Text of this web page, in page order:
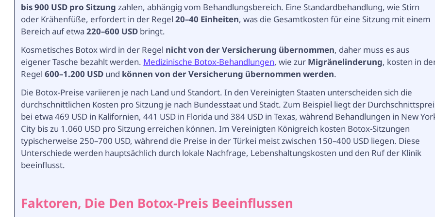
bis 900 USD pro Sitzung zahlen, abhängig vom Behandlungsbereich. Eine Standardbehandlung, wie Stirn
oder Krähenfüße, erfordert in der Regel20–40 Einheiten, was die Gesamtkosten für eine Sitzung mit einem
Bereich auf etwa220–600 USD bringt.
Kosmetisches Botox wird in der Regel nicht von der Versicherung übernommen, daher muss es aus
eigener Tasche bezahlt werden. Medizinische Botox-Behandlungen, wie zur Migränelinderung, kosten in
Regel600–1.200 USD und können von der Versicherung übernommen werden.
Die Botox-Preise variieren je nach Land und Standort. In den Vereinigten Staaten unterscheiden sich die
durchschnittlichen Kosten pro Sitzung je nach Bundesstaat und Stadt. Zum Beispiel liegt der
bei etwa 469 USD in Kalifornien, 441 USD in Florida und 384 USD in Texas, während Behandlungen in New
City bis zu 1.060 USD pro Sitzung erreichen können. Im Vereinigten Königreich kosten Botox-Sitzungen
typischerweise 250–700 USD, während die Preise in der Türkei meist zwischen 150–400 USD liegen. Diese
Unterschiede werden hauptsächlich durch lokale Nachfrage, Lebenshaltungskosten und den Ruf der Klinik
beeinflusst.
Faktoren, Die Den Botox-Preis Beeinflussen